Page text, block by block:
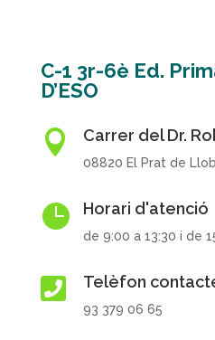
C-1 3r-6è Ed.
D’ESO
 Carrer del Dr.
08820 El Prat de
 Horari d'atenció
de 9:00 a 13:30 i de
 Telèfon
93 379 06 65